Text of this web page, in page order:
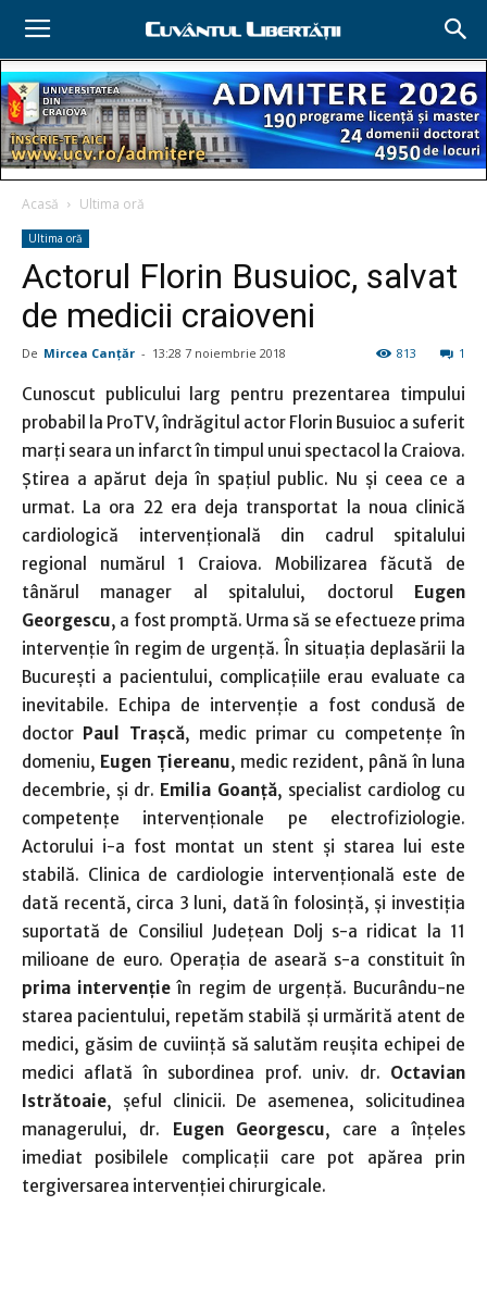
Acasă Ultima oră
Ultima oră
Actorul Florin Busuioc, salvat
de medicii craioveni
De Mircea Canţăr - 13:28 7 noiembrie 2018 1
813
Cunoscut publicului larg pentru prezentarea timpului
probabil la ProTV, îndrăgitul actor Florin Busuioc a suferit
marţi seara un infarct în timpul unui spectacol la Craiova.
Ştirea a apărut deja în spaţiul public. Nu şi ceea ce a
urmat. La ora 22 era deja transportat la noua clinică
cardiologică intervenţională din cadrul spitalului
regional numărul 1 Craiova. Mobilizarea făcută de
tânărul manager al spitalului, doctorul Eugen
Georgescu, a fost promptă. Urma să se efectueze prima
intervenţie în regim de urgenţă. În situaţia deplasării la
Bucureşti a pacientului, complicaţiile erau evaluate ca
inevitabile. Echipa de intervenţie a fost condusă de
doctor Paul Traşcă, medic primar cu competenţe în
domeniu, Eugen Ţiereanu, medic rezident, până în luna
decembrie, şi dr. Emilia Goanţă, specialist cardiolog cu
competenţe intervenţionale pe electrofiziologie.
Actorului i-a fost montat un stent şi starea lui este
stabilă. Clinica de cardiologie intervenţională este de
dată recentă, circa 3 luni, dată în folosinţă, şi investiţia
suportată de Consiliul Judeţean Dolj s-a ridicat la 11
milioane de euro. Operaţia de aseară s-a constituit în
prima intervenţie în regim de urgenţă. Bucurându-ne
starea pacientului, repetăm stabilă şi urmărită atent de
medici, găsim de cuviinţă să salutăm reuşita echipei de
medici aflată în subordinea prof. univ. dr. Octavian
Istrătoaie, şeful clinicii. De asemenea, solicitudinea
managerului, dr. Eugen Georgescu, care a înţeles
imediat posibilele complicaţii care pot apărea prin
tergiversarea intervenţiei chirurgicale.